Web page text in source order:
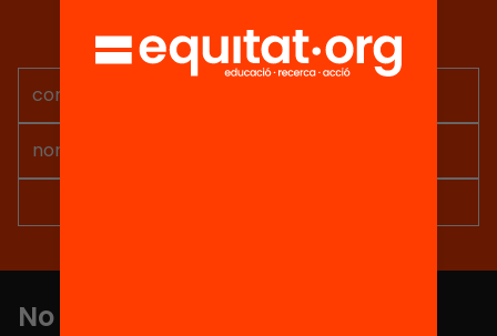
Rep continguts, iniciatives i
projectes per implicar-te.
No et perdis res